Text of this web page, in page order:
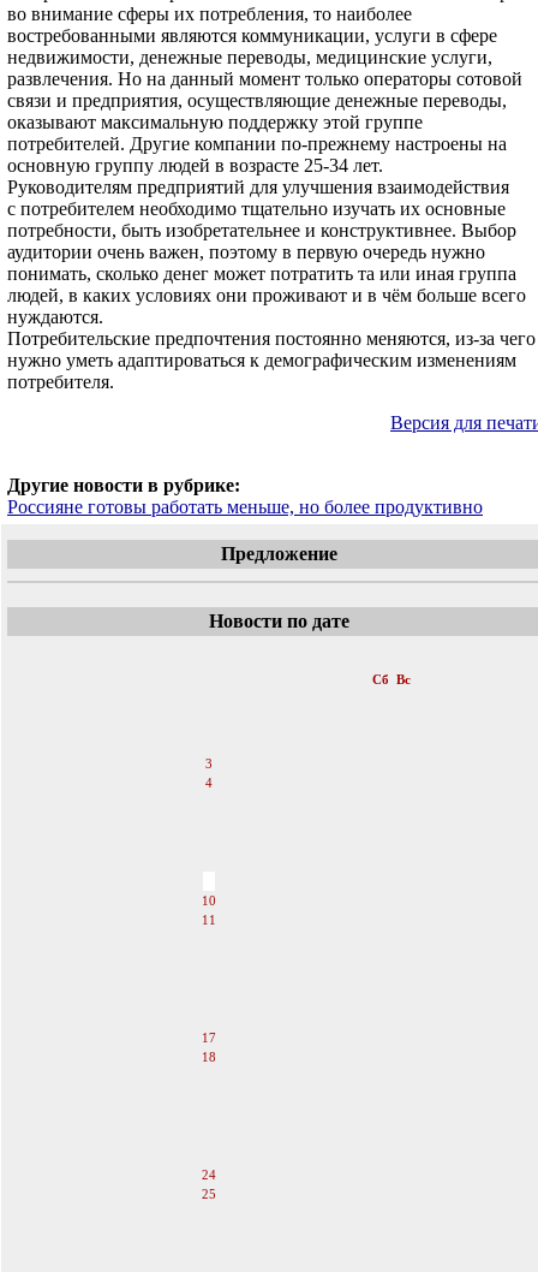
во внимание сферы их потребления, то наиболее
востребованными являются коммуникации, услуги в сфере
недвижимости, денежные переводы, медицинские услуги,
развлечения. Но на данный момент только операторы сотовой
связи и предприятия, осуществляющие денежные переводы,
оказывают максимальную поддержку этой группе
потребителей. Другие компании по-прежнему настроены на
основную группу людей в возрасте 25-34 лет.
Руководителям предприятий для улучшения взаимодействия
с потребителем необходимо тщательно изучать их основные
потребности, быть изобретательнее и конструктивнее. Выбор
аудитории очень важен, поэтому в первую очередь нужно
понимать, сколько денег может потратить та или иная группа
людей, в каких условиях они проживают и в чём больше всего
нуждаются.
Потребительские предпочтения постоянно меняются, из-за чего
нужно уметь адаптироваться к демографическим изменениям
потребителя.
Версия для
Другие новости в рубрике:
Россияне готовы работать меньше, но более продуктивно
Предложение
Новости по дате
Сб Вс
3
4
10
11
17
18
24
25